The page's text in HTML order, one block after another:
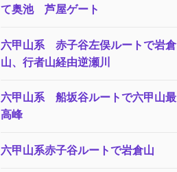
て奥池 芦屋ゲート
六甲山系 赤子谷左俣ルートで岩倉
山、行者山経由逆瀬川
六甲山系 船坂谷ルートで六甲山最
高峰
六甲山系赤子谷ルートで岩倉山